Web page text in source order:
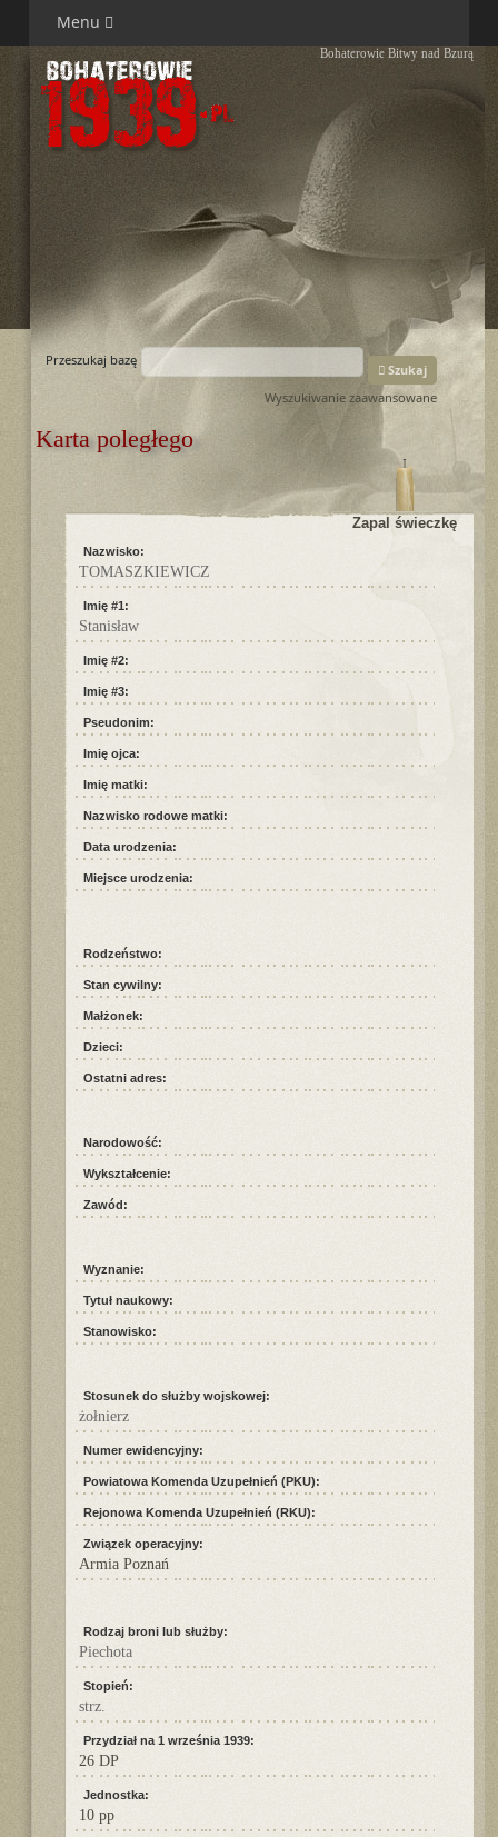
Menu
Bohaterowie Bitwy nad Bzurą
Przeszukaj bazę
Szukaj
Wyszukiwanie zaawansowane
Karta poległego
Zapal świeczkę
Nazwisko:
TOMASZKIEWICZ
Imię #1:
Stanisław
Imię #2:
Imię #3:
Pseudonim:
Imię ojca:
Imię matki:
Nazwisko rodowe matki:
Data urodzenia:
Miejsce urodzenia:
Rodzeństwo:
Stan cywilny:
Małżonek:
Dzieci:
Ostatni adres:
Narodowość:
Wykształcenie:
Zawód:
Wyznanie:
Tytuł naukowy:
Stanowisko:
Stosunek do służby wojskowej:
żołnierz
Numer ewidencyjny:
Powiatowa Komenda Uzupełnień (PKU):
Rejonowa Komenda Uzupełnień (RKU):
Związek operacyjny:
Armia Poznań
Rodzaj broni lub służby:
Piechota
Stopień:
strz.
Przydział na 1 września 1939:
26 DP
Jednostka:
10 pp